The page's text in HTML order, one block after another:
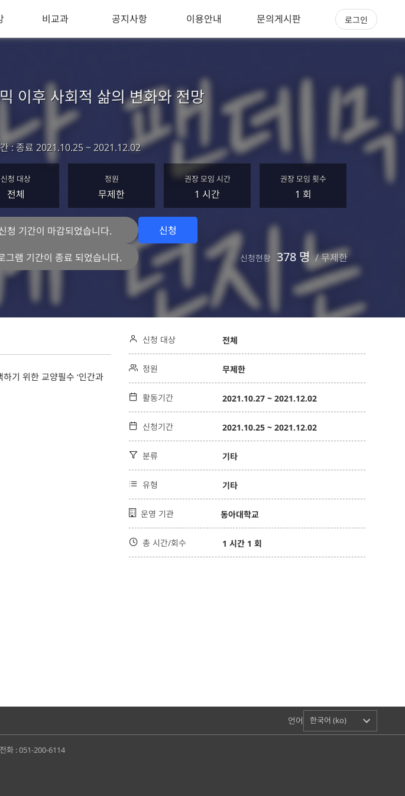
비교과 공지사항 이용안내 문의게시판 로그인
이후 사회적 삶의 변화와 전망
:종료2021.10.25 ~ 2021.12.02
신청 대상
전체
정원
무제한
권장 모임 시간
1 시간
권장 모임 횟수
1 회
청 기간이 마감되었습니다. 신청
그램 기간이 종료 되었습니다. 신청현황 378 명 /무제한
 신청 대상 전체
 정원 무제한
 활동기간 2021.10.27 ~ 2021.12.02
 신청기간 2021.10.25 ~ 2021.12.02
 분류 기타
 유형 기타
 운영 기관 동아대학교
 총 시간/회수 1 시간 1 회
언어 한국어 (ko)
화 : 051-200-6114